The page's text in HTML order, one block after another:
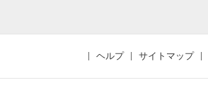
ヘルプ サイトマップ